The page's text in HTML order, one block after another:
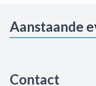
Aanstaande
Contact